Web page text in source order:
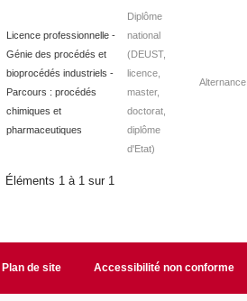
Licence professionnelle -
Génie des procédés et
bioprocédés industriels -
Parcours : procédés
chimiques et
pharmaceutiques
Diplôme
national
(DEUST,
licence,
master,
doctorat,
diplôme
d'Etat)
Alternance
Éléments 1 à 1 sur 1
Plan de site Accessibilité non conforme